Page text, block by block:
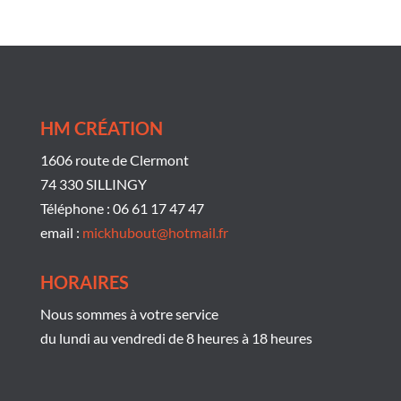
HM CRÉATION
1606 route de Clermont
74 330 SILLINGY
Téléphone : 06 61 17 47 47
email : mickhubout@hotmail.fr
HORAIRES
Nous sommes à votre service
du lundi au vendredi de 8 heures à 18 heures